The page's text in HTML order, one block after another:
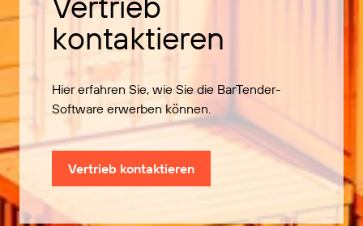
kontaktieren
Hier erfahren Sie, wie Sie die BarTender-
Software erwerben können.
Vertrieb kontaktieren